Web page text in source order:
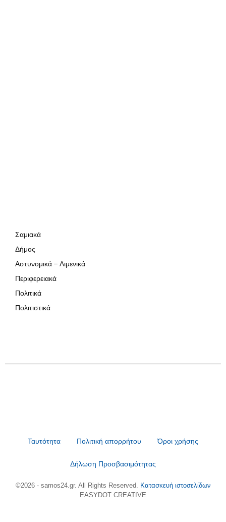
Σαμιακά
Δήμος
Αστυνομικά – Λιμενικά
Περιφερειακά
Πολιτικά
Πολιτιστικά
Ταυτότητα Πολιτική απορρήτου Όροι χρήσης
Δήλωση Προσβασιμότητας
©2026 - samos24.gr. All Rights Reserved. Κατασκευή ιστοσελίδων
EASYDOT CREATIVE